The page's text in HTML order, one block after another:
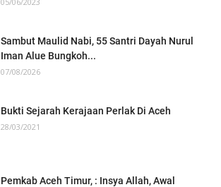
Sambut Maulid Nabi, 55 Santri Dayah Nurul
Iman Alue Bungkoh...
07/08/2026
Bukti Sejarah Kerajaan Perlak Di Aceh
28/03/2021
Pemkab Aceh Timur, : Insya Allah, Awal